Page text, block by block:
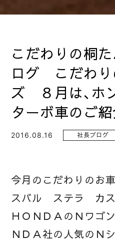
こだわりの桐
ログ こだわり
ズ ８月は、ホ
ターボ車のご紹
2016.08.16 社長ブログ
今月のこだわりのお
スバル ステラ カス
ＨＯＮＤＡのＮワゴ
ＮＤＡ社の人気のＮシ